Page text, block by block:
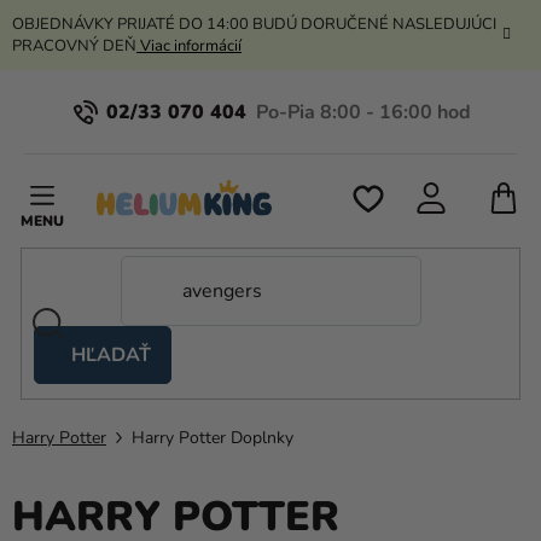
Prejsť
na
OBJEDNÁVKY PRIJATÉ DO 14:00 BUDÚ DORUČENÉ NASLEDUJÚCI
PRACOVNÝ DEŇ Viac informácií
02/33 070 404
HĽADAŤ
stany
Kanekalon
Hélium
a
Harry Potter Harry Potter Doplnky
HARRY POTTER